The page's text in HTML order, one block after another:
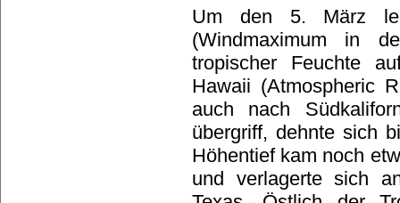
Um den 5. März
(Windmaximum in
tropischer Feuchte
Hawaii (Atmospheric
auch nach
übergriff, dehnte sich
Höhentief kam noch
und verlagerte sich